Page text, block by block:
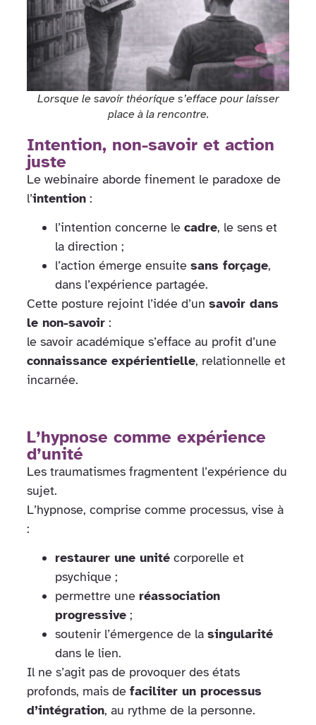
Lorsque le savoir théorique s’efface pour laisser
place à la rencontre.
Intention, non-savoir et action
juste
Le webinaire aborde finement le paradoxe de
l’intention :
l’intention concerne le cadre, le sens et
la direction ;
l’action émerge ensuite sans forçage,
dans l’expérience partagée.
Cette posture rejoint l’idée d’un savoir dans
le non-savoir :
le savoir académique s’efface au profit d’une
connaissance expérientielle, relationnelle et
incarnée.
L’hypnose comme expérience
d’unité
Les traumatismes fragmentent l’expérience du
sujet.
L’hypnose, comprise comme processus, vise à
:
restaurer une unité corporelle et
psychique ;
permettre une réassociation
progressive ;
soutenir l’émergence de la singularité
dans le lien.
Il ne s’agit pas de provoquer des états
profonds, mais de faciliter un processus
d’intégration, au rythme de la personne.